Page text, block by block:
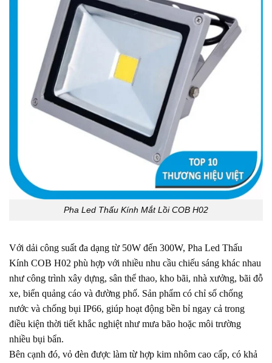
Pha Led Thấu Kính Mắt Lồi COB H02
Với dải công suất đa dạng từ 50W đến 300W, Pha Led Thấu
Kính COB H02 phù hợp với nhiều nhu cầu chiếu sáng khác nhau
như công trình xây dựng, sân thể thao, kho bãi, nhà xưởng, bãi đỗ
xe, biển quảng cáo và đường phố. Sản phẩm có chỉ số chống
nước và chống bụi IP66, giúp hoạt động bền bỉ ngay cả trong
điều kiện thời tiết khắc nghiệt như mưa bão hoặc môi trường
nhiều bụi bẩn.
Bên cạnh đó, vỏ đèn được làm từ hợp kim nhôm cao cấp, có khả